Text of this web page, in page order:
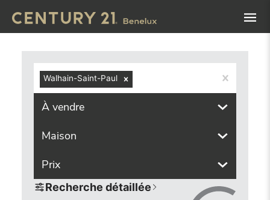
Walhain-Saint-Paul
À vendre
Maison
Prix
Recherche détaillée